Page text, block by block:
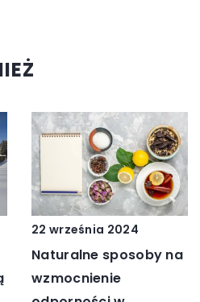
22 września 2024
Naturalne sposoby na
wzmocnienie